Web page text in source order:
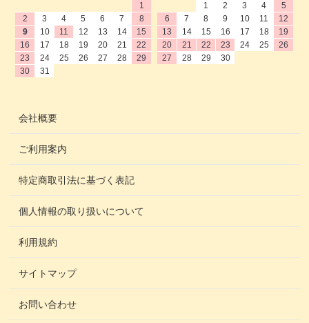
1
2
3 4 5 6 7
8
9
10 11 12 13 14
15
16
17 18 19 20 21
22
23
24 25 26 27 28
29
30
31
1
2 3 4
5
6
7 8 9 10 11
12
13
14 15 16 17 18
19
20
21 22 23 24 25
26
27
28 29 30
会社概要
ご利用案内
特定商取引法に基づく表記
個人情報の取り扱いについて
利用規約
サイトマップ
お問い合わせ